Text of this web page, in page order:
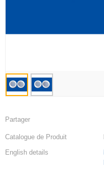
Partager
Catalogue de Produit
English details